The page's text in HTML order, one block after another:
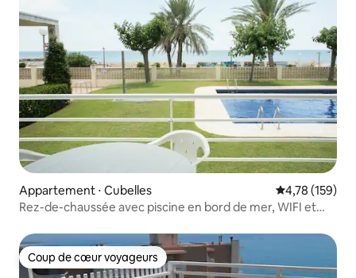
Appartement ⋅ Cubelles Évaluation
4,78 (159)
Rez-de-chaussée avec piscine en bord de mer, WIFI et
Coup de cœur voyageurs
Coup de cœur voyageurs